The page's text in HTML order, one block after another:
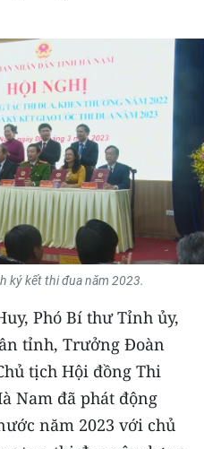
ký kết thi đua năm 2023.
Phó Bí thư Tỉnh ủy,
tỉnh, Trưởng Đoàn
tịch Hội đồng Thi
Nam đã phát động
năm 2023 với chủ